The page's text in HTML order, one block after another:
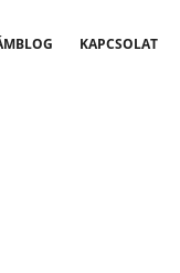
KAPCSOLAT